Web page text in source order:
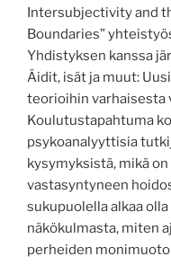
Intersubjectivity and
Boundaries”
Yhdistyksen kanssa
Äidit, isät ja muut:
teorioihin varhaisesta
Koulutustapahtuma
psykoanalyyttisia
kysymyksistä, mikä
vastasyntyneen
sukupuolella alkaa
näkökulmasta, miten
perheiden